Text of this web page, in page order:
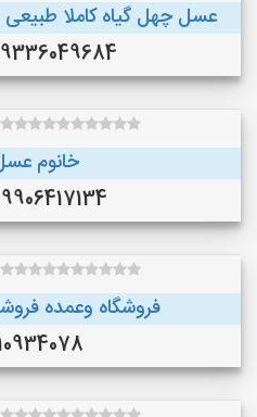
عسل چهل گیاه کاملا
09336049684
خانوم
09906417134
فروشگاه وعمده
()